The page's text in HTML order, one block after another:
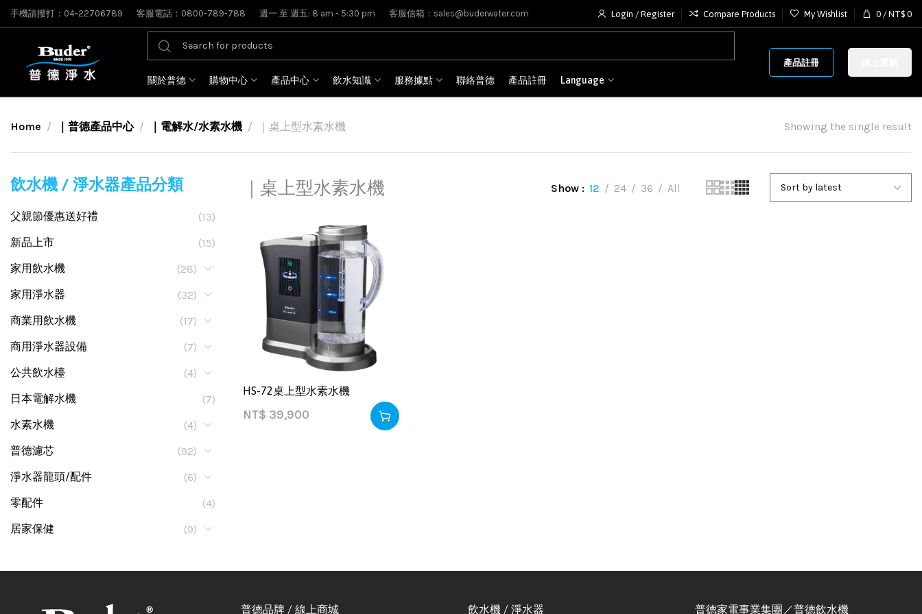
手機請撥打：04-22706789 客服電話：0800-789-788 週一 至 週五: 8 am - 5:30 pm 客服信箱：sales@buderwater.com Login / Register Compare Products My Wishlist 0 / NT$ 0
關於普德 購物中心 產品中心 飲水知識 服務據點 聯絡普德 產品註冊 Language
產品註冊
Home ｜普德產品中心 ｜電解水/水素水機 ｜桌上型水素水機 Showing the single result
飲水機 / 淨水器產品分類
父親節優惠送好禮
(13)
新品上市
(15)
家用飲水機
(28)
家用淨水器
(32)
商業用飲水機
(17)
商用淨水器設備
(7)
公共飲水檯
(4)
日本電解水機
(7)
水素水機
(4)
普德濾芯
(92)
淨水器龍頭/配件
(6)
零配件
(4)
居家保健
(9)
｜桌上型水素水機 Show 12 24 36 All
HS-72桌上型水素水機
NT$ 39,900
普德品牌 / 線上商城 飲水機 / 淨水器 普德家電事業集團／普德飲水機